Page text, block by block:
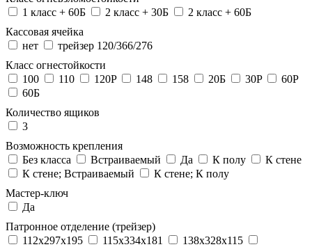
1 класс + 60Б
2 класс + 30Б
2 класс + 60Б
Кассовая ячейка
нет
трейзер 120/366/276
Класс огнестойкости
100
110 120P 148 158 20Б 30P
60P
60Б
Количество ящиков
3
Возможность крепления
Без класса
Встраиваемый Да К полу
К стене
К стене; Встраиваемый
К стене; К полу
Мастер-ключ
Да
Патронное отделение (трейзер)
112x297x195
115x334x181
138x328x115